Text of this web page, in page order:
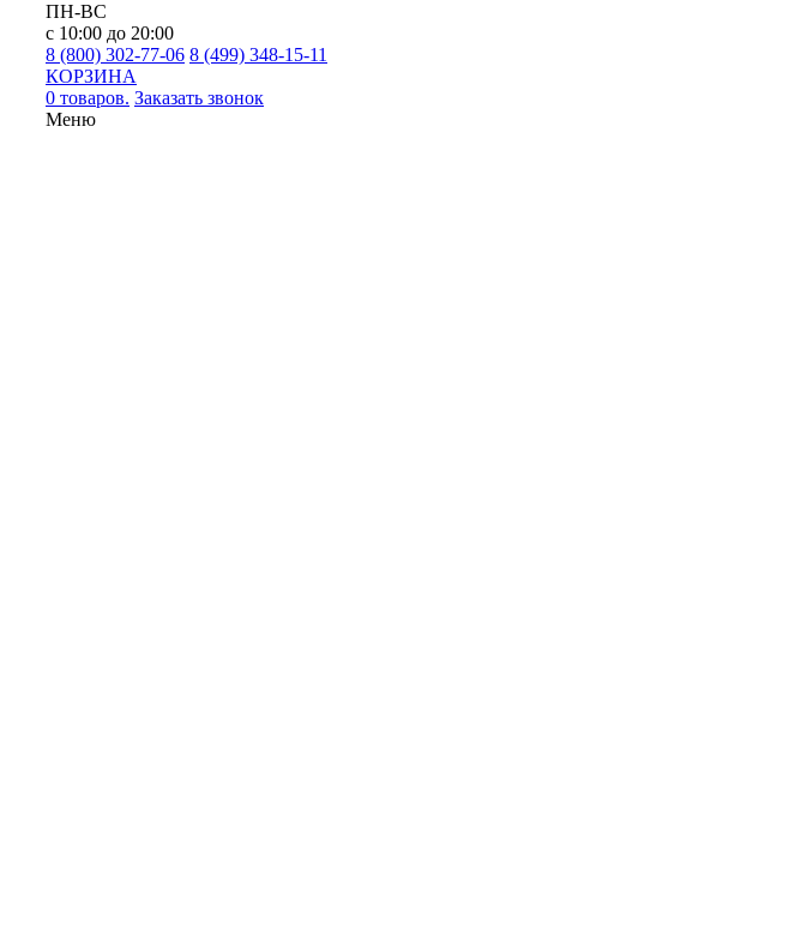
ПН-ВС
с 10:00 до 20:00
8 (800) 302-77-06 8 (499) 348-15-11
КОРЗИНА
0 товаров. Заказать звонок
Меню